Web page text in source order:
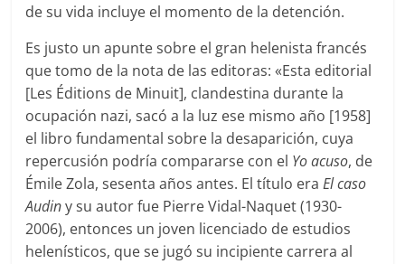
de su vida incluye el momento de la detención.
Es justo un apunte sobre el gran helenista francés
que tomo de la nota de las editoras: «Esta editorial
[Les Éditions de Minuit], clandestina durante la
ocupación nazi, sacó a la luz ese mismo año [1958]
el libro fundamental sobre la desaparición, cuya
repercusión podría compararse con el Yo acuso, de
Émile Zola, sesenta años antes. El título eraEl caso
Audiny su autor fue Pierre Vidal-Naquet (1930-
2006), entonces un joven licenciado de estudios
helenísticos, que se jugó su incipiente carrera al